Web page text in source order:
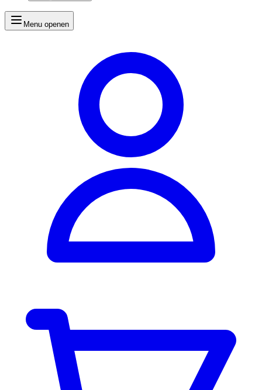
Menu openen